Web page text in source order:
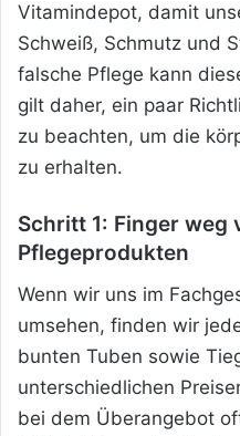
Vitamindepot, damit
Schweiß, Schmutz und
falsche Pflege kann
gilt daher, ein paar
zu beachten, um die
zu erhalten.
Schritt 1: Finger weg
Pflegeprodukten
Wenn wir uns im
umsehen, finden wir
bunten Tuben sowie
unterschiedlichen
bei dem Überangebot